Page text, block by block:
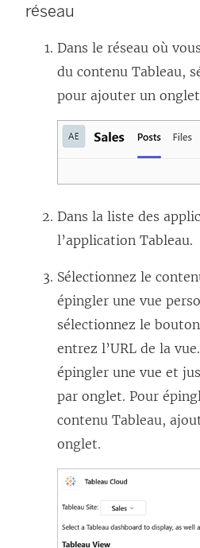
réseau
Dans le réseau où
du contenu Tableau,
pour ajouter un
Dans la liste des
l’application Tableau.
Sélectionnez le
épingler une vue
sélectionnez le
entrez l’URL de la
épingler une vue et
par onglet. Pour
contenu Tableau,
onglet.